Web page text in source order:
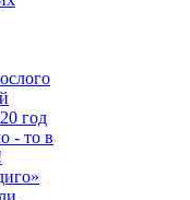
год
- то в